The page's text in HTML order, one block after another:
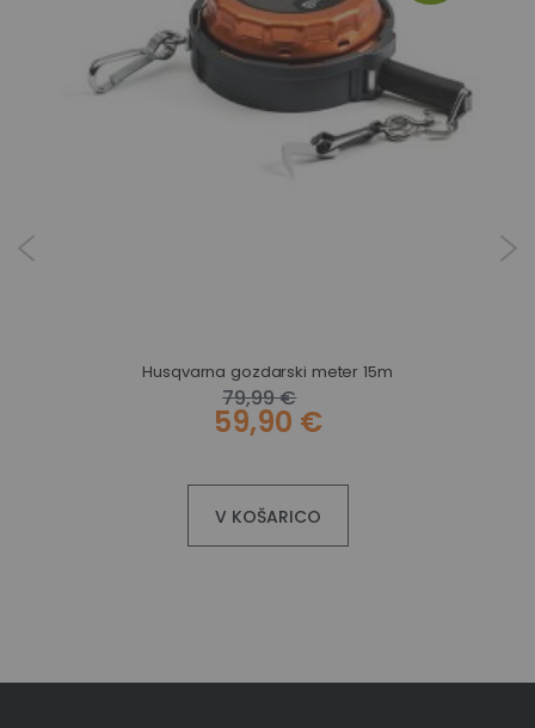
Husqvarna gozdarski meter 15m
79,99 €
59,90 €
V KOŠARICO